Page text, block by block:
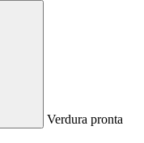
Verdura pronta